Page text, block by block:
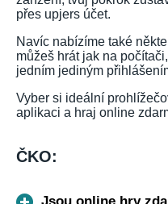
přes upjers účet.
Navíc nabízíme také
můžeš hrát jak na
jedním jediným
Vyber si ideální
aplikaci a hraj online
ČKO: